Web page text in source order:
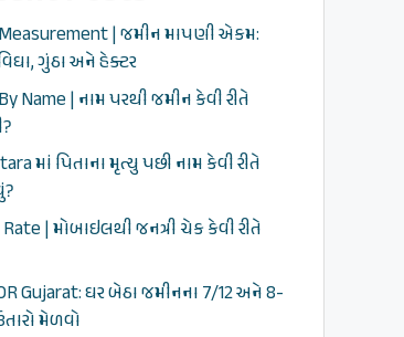
| જમીન માપણી એકમ:
ગુંઠા અને હેક્ટર
Name | નામ પરથી જમીન કેવી રીતે
માં પિતાના મૃત્યુ પછી નામ કેવી રીતે
| મોબાઇલથી જનત્રી ચેક કેવી રીતે
Gujarat: ઘર બેઠા જમીનના 7/12 અને 8-
મેળવો